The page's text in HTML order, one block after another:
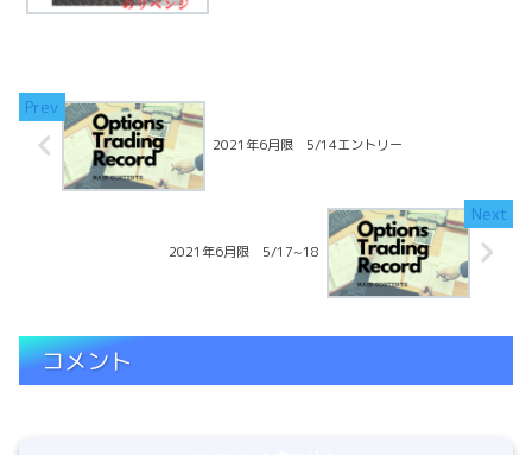
2021年6月限 5/14エントリー
2021年6月限 5/17~18
コメント